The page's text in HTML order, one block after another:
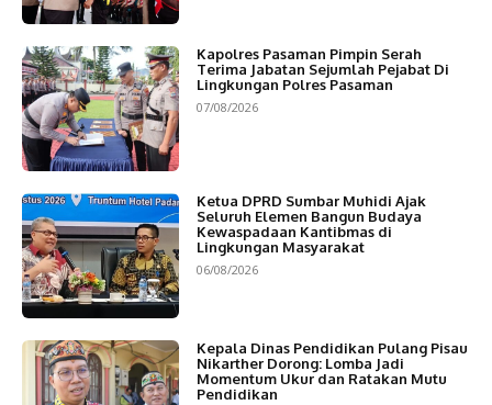
Kapolres Pasaman Pimpin Serah
Terima Jabatan Sejumlah Pejabat Di
Lingkungan Polres Pasaman
07/08/2026
Ketua DPRD Sumbar Muhidi Ajak
Seluruh Elemen Bangun Budaya
Kewaspadaan Kantibmas di
Lingkungan Masyarakat
06/08/2026
Kepala Dinas Pendidikan Pulang Pisau
Nikarther Dorong: Lomba Jadi
Momentum Ukur dan Ratakan Mutu
Pendidikan